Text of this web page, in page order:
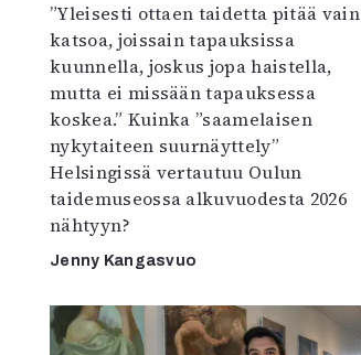
”Yleisesti ottaen taidetta pitää vain
katsoa, joissain tapauksissa
kuunnella, joskus jopa haistella,
mutta ei missään tapauksessa
koskea.” Kuinka ”saamelaisen
nykytaiteen suurnäyttely”
Helsingissä vertautuu Oulun
taidemuseossa alkuvuodesta 2026
nähtyyn?
Jenny Kangasvuo